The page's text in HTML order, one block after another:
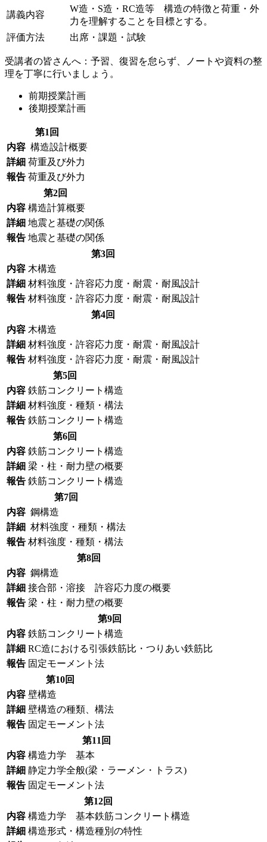
講義内容
W造・S造・RC造等 構造の特徴と荷重・外
力を理解することを目標とする。
評価方法
出席・課題・試験
受講者の皆さんへ：予習、復習を怠らず、ノートや資料の整
理を丁寧に行いましょう。
前期授業計画
後期授業計画
第1回
内容 構造設計概要
詳細 荷重及び外力
報告 荷重及び外力
第2回
内容 構造計算概要
詳細 地震と基礎の関係
報告 地震と基礎の関係
第3回
内容 木構造
詳細 材料強度・許容応力度・耐震・耐風設計
報告 材料強度・許容応力度・耐震・耐風設計
第4回
内容 木構造
詳細 材料強度・許容応力度・耐震・耐風設計
報告 材料強度・許容応力度・耐震・耐風設計
第5回
内容 鉄筋コンクリート構造
詳細 材料強度・種類・構法
報告 鉄筋コンクリート構造
第6回
内容 鉄筋コンクリート構造
詳細 梁・柱・耐力壁の概要
報告 鉄筋コンクリート構造
第7回
内容 鋼構造
詳細 材料強度・種類・構法
報告 材料強度・種類・構法
第8回
内容 鋼構造
詳細 接合部・溶接 許容応力度の概要
報告 梁・柱・耐力壁の概要
第9回
内容 鉄筋コンクリート構造
詳細 RC造における引張鉄筋比・つりあい鉄筋比
報告 固定モーメント法
第10回
内容 壁構造
詳細 壁構造の種類、構法
報告 固定モーメント法
第11回
内容 構造力学 基本
詳細 静定力学全般(梁・ラーメン・トラス)
報告 固定モーメント法
第12回
内容 構造力学 基本鉄筋コンクリート構造
詳細 構造形式・構造種別の特性